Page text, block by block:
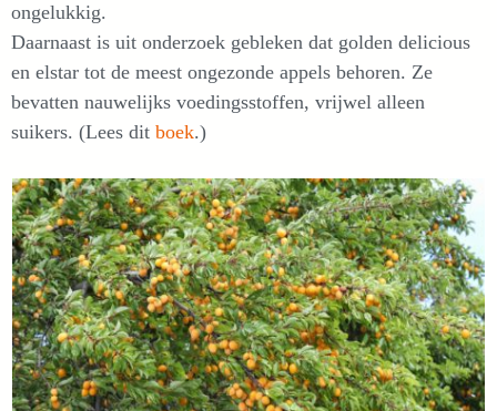
ongelukkig.
Daarnaast is uit onderzoek gebleken dat golden delicious
en elstar tot de meest ongezonde appels behoren. Ze
bevatten nauwelijks voedingsstoffen, vrijwel alleen
suikers. (Lees dit boek.)